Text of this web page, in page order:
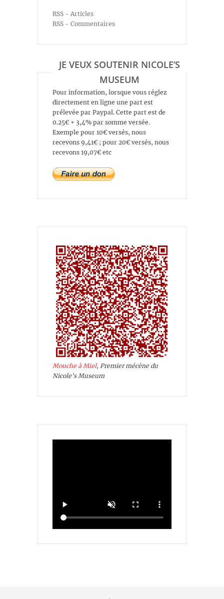
RSS - Articles
RSS - Commentaires
JE VEUX SOUTENIR NICOLE’S
MUSEUM
Pour information, lorsque vous réglez
directement en ligne une part est
prélevée par Paypal. Cette part est de
0.25€ + 3,4% par somme versée.
Exemple pour 10€ versés, nous
recevons 9,41€ ; pour 20€ versés, nous
recevons 19,07€ etc
Mouche à Miel, Premier mécène du
Nicole's Museum